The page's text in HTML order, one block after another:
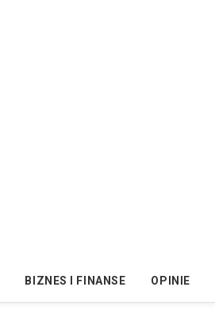
BIZNES I FINANSE OPINIE